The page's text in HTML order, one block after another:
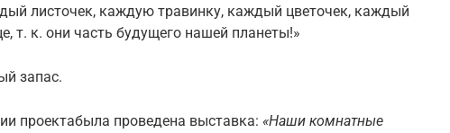
листочек, каждую травинку, каждый цветочек, каждый
т. к. они часть будущего нашей планеты!»
запас.
проектабыла проведена выставка: «Наши комнатные